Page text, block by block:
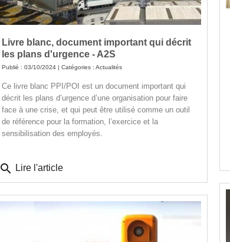
Livre blanc, document important qui décrit
les plans d'urgence - A2S
Publié : 03/10/2024 | Catégories : Actualités
Ce livre blanc PPI/POI est un document important qui
décrit les plans d’urgence d’une organisation pour faire
face à une crise, et qui peut être utilisé comme un outil
de référence pour la formation, l’exercice et la
sensibilisation des employés.
search Lire l'article